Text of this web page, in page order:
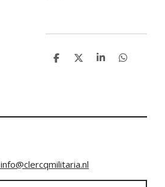
S
S
S
S
info@clercqmilitaria.nl